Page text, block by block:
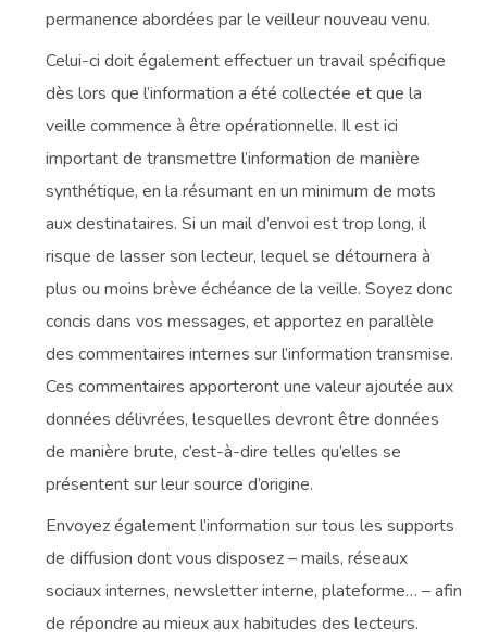
permanence abordées par le veilleur nouveau venu.
Celui-ci doit également effectuer un travail spécifique
dès lors que l’information a été collectée et que la
veille commence à être opérationnelle. Il est ici
important de transmettre l’information de manière
synthétique, en la résumant en un minimum de mots
aux destinataires. Si un mail d’envoi est trop long, il
risque de lasser son lecteur, lequel se détournera à
plus ou moins brève échéance de la veille. Soyez donc
concis dans vos messages, et apportez en parallèle
des commentaires internes sur l’information transmise.
Ces commentaires apporteront une valeur ajoutée aux
données délivrées, lesquelles devront être données
de manière brute, c’est-à-dire telles qu’elles se
présentent sur leur source d’origine.
Envoyez également l’information sur tous les supports
de diffusion dont vous disposez – mails, réseaux
sociaux internes, newsletter interne, plateforme… – afin
de répondre au mieux aux habitudes des lecteurs.